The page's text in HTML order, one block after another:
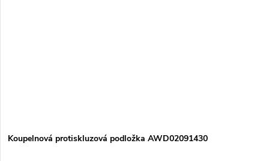
Koupelnová protiskluzová podložka AWD02091430